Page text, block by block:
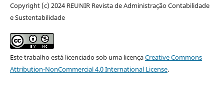
Copyright (c) 2024 REUNIR Revista de Administração Contabilidade
e Sustentabilidade
Este trabalho está licenciado sob uma licençaCreative Commons
Attribution-NonCommercial 4.0 International License.